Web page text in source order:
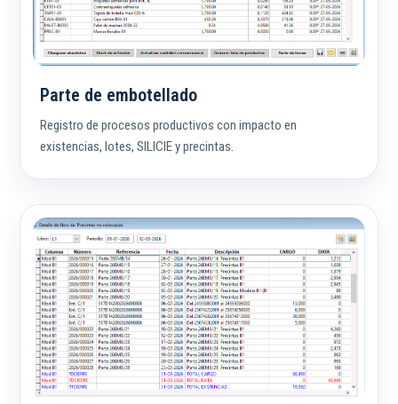
Parte de embotellado
Registro de procesos productivos con impacto en
existencias, lotes, SILICIE y precintas.